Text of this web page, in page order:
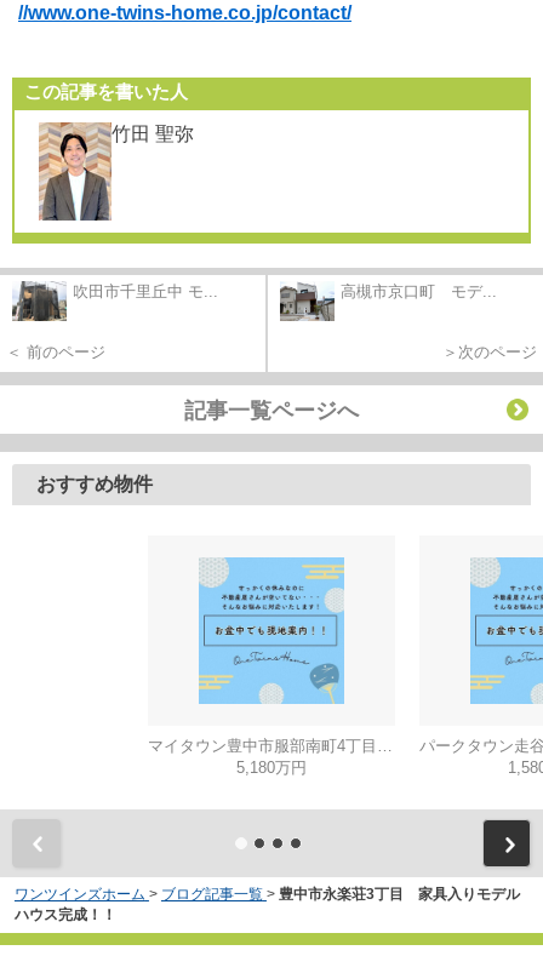
//www.one-twins-home.co.jp/contact/
この記事を書いた人
竹田 聖弥
吹田市千里丘中 モ...
＜ 前のページ
高槻市京口町 モデ...
＞次のページ
記事一覧ページへ
おすすめ物件
5,180万円
ワンツインズホーム > ブログ記事一覧 > 豊中市永楽荘3丁目 家具入りモデル
ハウス完成！！